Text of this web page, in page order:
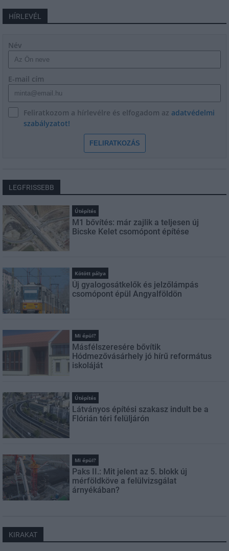
HÍRLEVÉL
Név
E-mail cím
Feliratkozom a hírlevélre és elfogadom az adatvédelmi
szabályzatot!
FELIRATKOZÁS
LEGFRISSEBB
Útépítés
M1 bővítés: már zajlik a teljesen új
Bicske Kelet csomópont építése
Kötött pálya
Új gyalogosátkelők és jelzőlámpás
csomópont épül Angyalföldön
Mi épül?
Másfélszeresére bővítik
Hódmezővásárhely jó hírű református
iskoláját
Útépítés
Látványos építési szakasz indult be a
Flórián téri felüljárón
Mi épül?
Paks II.: Mit jelent az 5. blokk új
mérföldköve a felülvizsgálat
árnyékában?
KIRAKAT